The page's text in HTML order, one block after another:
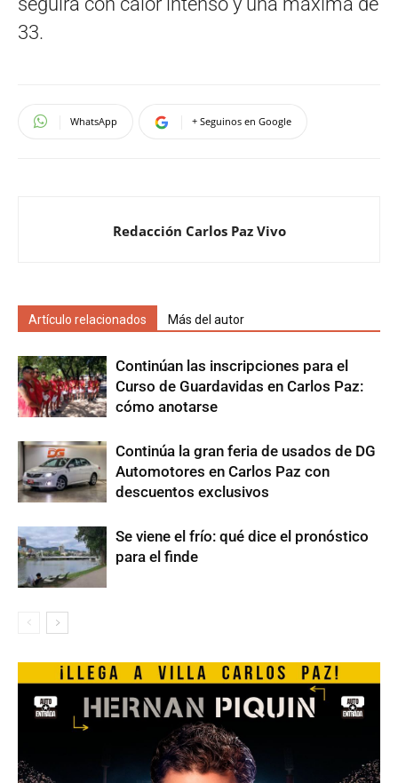
33.
WhatsApp + Seguinos en Google
Redacción Carlos Paz Vivo
Artículo relacionados Más del autor
Continúan las inscripciones para el
Curso de Guardavidas en Carlos Paz:
cómo anotarse
Continúa la gran feria de usados de DG
Automotores en Carlos Paz con
descuentos exclusivos
Se viene el frío: qué dice el pronóstico
para el finde